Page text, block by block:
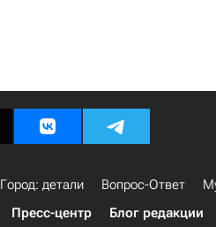
Город: детали Вопрос-Ответ
Пресс-центр Блог редакции